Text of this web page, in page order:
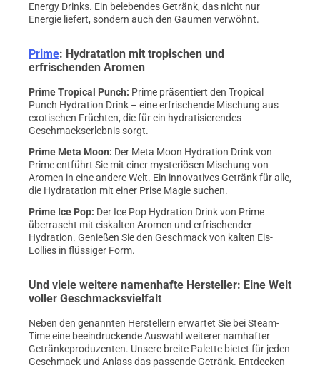
Energy Drinks. Ein belebendes Getränk, das nicht nur
Energie liefert, sondern auch den Gaumen verwöhnt.
Prime: Hydratation mit tropischen und
erfrischenden Aromen
Prime Tropical Punch: Prime präsentiert den Tropical
Punch Hydration Drink – eine erfrischende Mischung aus
exotischen Früchten, die für ein hydratisierendes
Geschmackserlebnis sorgt.
Prime Meta Moon: Der Meta Moon Hydration Drink von
Prime entführt Sie mit einer mysteriösen Mischung von
Aromen in eine andere Welt. Ein innovatives Getränk für alle,
die Hydratation mit einer Prise Magie suchen.
Prime Ice Pop: Der Ice Pop Hydration Drink von Prime
überrascht mit eiskalten Aromen und erfrischender
Hydration. Genießen Sie den Geschmack von kalten Eis-
Lollies in flüssiger Form.
Und viele weitere namenhafte Hersteller: Eine Welt
voller Geschmacksvielfalt
Neben den genannten Herstellern erwartet Sie bei Steam-
Time eine beeindruckende Auswahl weiterer namhafter
Getränkeproduzenten. Unsere breite Palette bietet für jeden
Geschmack und Anlass das passende Getränk. Entdecken